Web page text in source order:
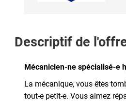
Descriptif de
Mécanicien-ne spécialisé-e
La mécanique, vous êtes
tout-e petit-e. Vous aimez